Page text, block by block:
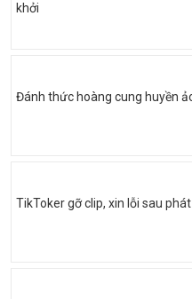
khởi
Đánh thức hoàng cung huyền
TikToker gỡ clip, xin lỗi sau